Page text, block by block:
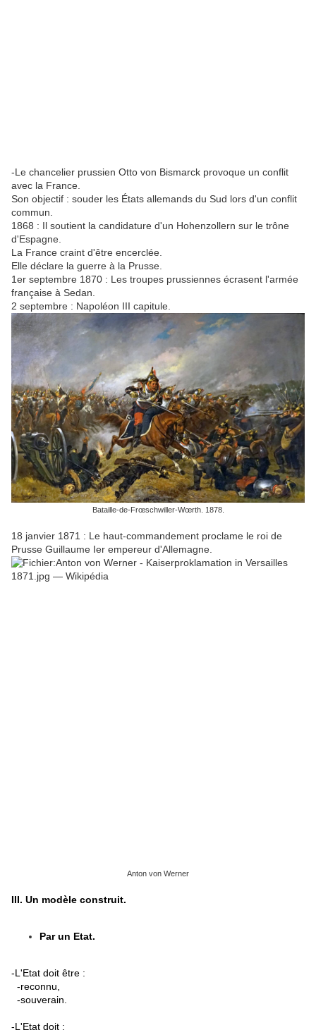
-Le chancelier prussien Otto von Bismarck provoque un conflit
avec la France.
Son objectif : souder les États allemands du Sud lors d'un conflit
commun.
1868 : Il soutient la candidature d'un Hohenzollern sur le trône
d'Espagne.
La France craint d'être encerclée.
Elle déclare la guerre à la Prusse.
1er septembre 1870 : Les troupes prussiennes écrasent l'armée
française à Sedan.
2 septembre : Napoléon III capitule.
Bataille-de-Frœschwiller-Wœrth. 1878.
18 janvier 1871 : Le haut-commandement proclame le roi de
Prusse Guillaume Ier empereur d'Allemagne.
Anton von Werner
III. Un modèle construit.
Par un Etat.
-L'Etat doit être :
-reconnu,
-souverain.
-L'Etat doit :